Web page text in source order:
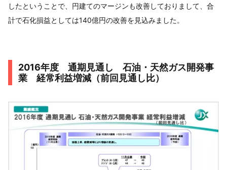
したということで、円建てのマージンも改善しておりまして、合
計で石化損益としては140億円の改善を見込みました。
2016年度 通期見通し 石油・天然ガス開発事
業 経常利益増減（前回見通し比）